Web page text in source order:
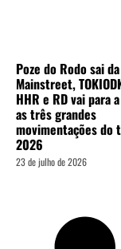
Poze do Rodo sai da
Mainstreet,
HHR e RD vai para
as três grandes
movimentações do
2026
23 de julho de 2026